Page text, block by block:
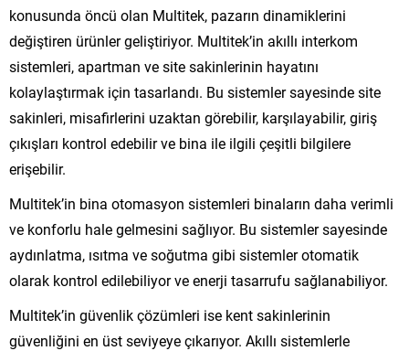
konusunda öncü olan Multitek, pazarın dinamiklerini
değiştiren ürünler geliştiriyor. Multitek’in akıllı interkom
sistemleri, apartman ve site sakinlerinin hayatını
kolaylaştırmak için tasarlandı. Bu sistemler sayesinde site
sakinleri, misafirlerini uzaktan görebilir, karşılayabilir, giriş
çıkışları kontrol edebilir ve bina ile ilgili çeşitli bilgilere
erişebilir.
Multitek’in bina otomasyon sistemleri binaların daha verimli
ve konforlu hale gelmesini sağlıyor. Bu sistemler sayesinde
aydınlatma, ısıtma ve soğutma gibi sistemler otomatik
olarak kontrol edilebiliyor ve enerji tasarrufu sağlanabiliyor.
Multitek’in güvenlik çözümleri ise kent sakinlerinin
güvenliğini en üst seviyeye çıkarıyor. Akıllı sistemlerle